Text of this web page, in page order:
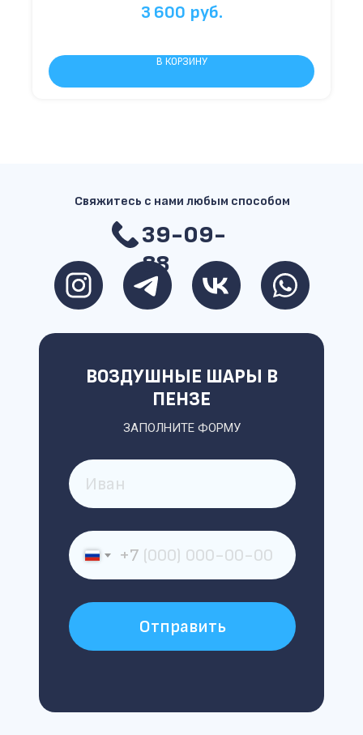
3 600 руб.
В КОРЗИНУ
39-09-
88
ЗАПОЛНИТЕ ФОРМУ
ВОЗДУШНЫЕ ШАРЫ В
ПЕНЗЕ
+7
Отправить
Свяжитесь с нами любым способом